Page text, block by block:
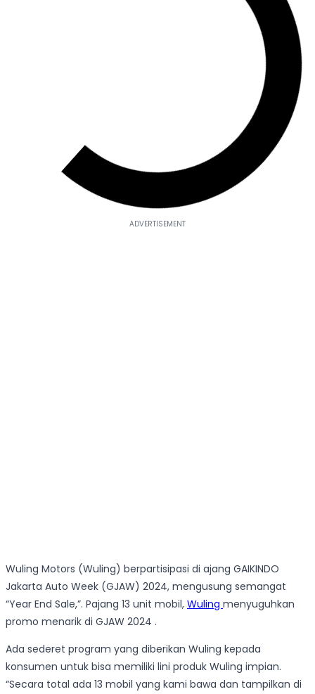
Wuling Motors (Wuling) berpartisipasi di ajang GAIKINDO
Jakarta Auto Week (GJAW) 2024, mengusung semangat
“Year End Sale,”. Pajang 13 unit mobil, Wuling menyuguhkan
promo menarik di GJAW 2024 .
Ada sederet program yang diberikan Wuling kepada
konsumen untuk bisa memiliki lini produk Wuling impian.
“Secara total ada 13 mobil yang kami bawa dan tampilkan di